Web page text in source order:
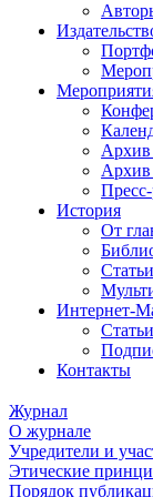
Архив
Архив
История
От
Интернет-
Статьи
Контакты
Журнал
О журнале
Учредители и
Этические
Порядок